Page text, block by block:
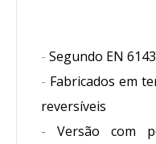
- Segundo EN
- Fabricados em
reversíveis
- Versão com